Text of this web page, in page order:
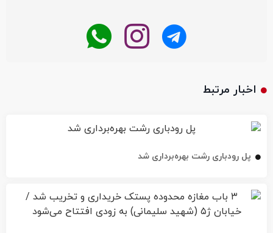
اخبار مرتبط
پل رودباری رشت بهره‌برداری شد